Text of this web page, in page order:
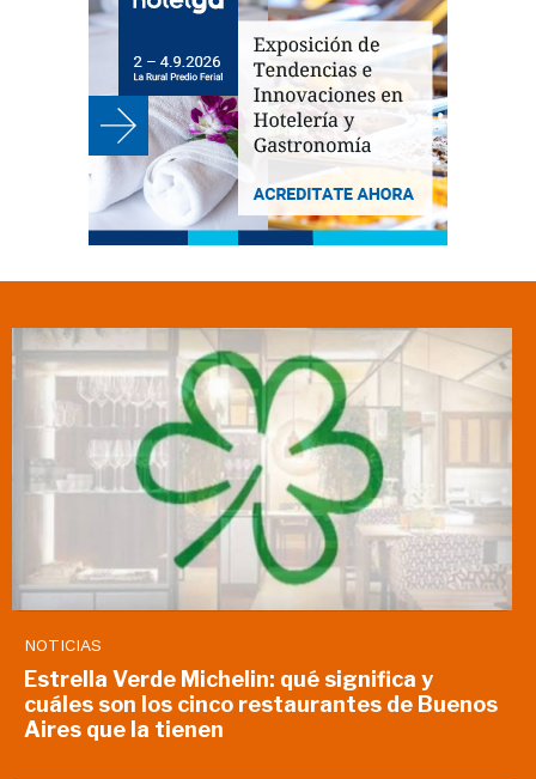
NOTICIAS
Estrella Verde Michelin: qué significa y
cuáles son los cinco restaurantes de Buenos
Aires que la tienen